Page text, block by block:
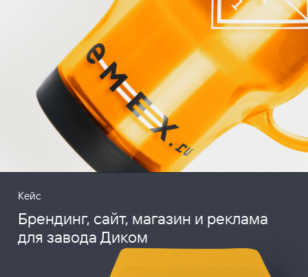
Кейс
Брендинг, сайт, магазин и реклама
для завода Диком